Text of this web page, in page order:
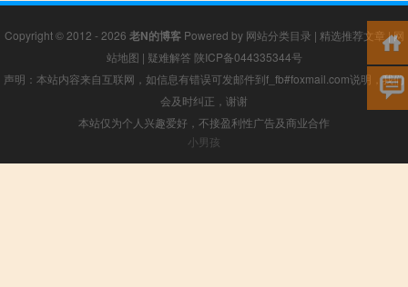
Copyright © 2012 - 2026 老N的博客Powered by 网站分类目录 | 精选推荐文章|网
站地图 | 疑难解答 陕ICP备044335344号
声明：本站内容来自互联网，如信息有错误可发邮件到f_fb#foxmail.com说明，我们
会及时纠正，谢谢
本站仅为个人兴趣爱好，不接盈利性广告及商业合作
小男孩